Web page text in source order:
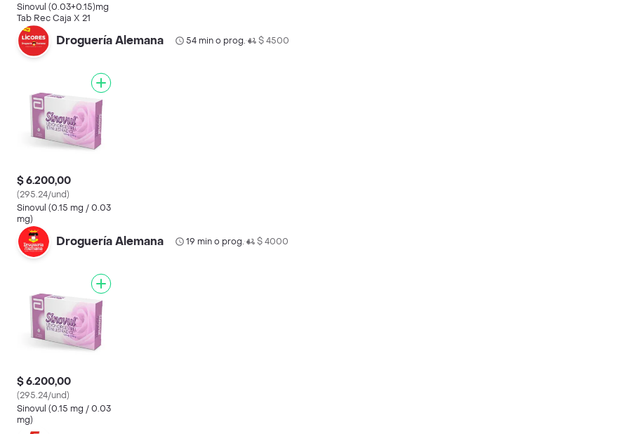
Sinovul (0.03+0.15)mg
Tab Rec Caja X 21
Droguería Alemana 54 min o prog.• $ 4500
$ 6.200,00
(295.24/und)
Sinovul (0.15 mg / 0.03
mg)
Droguería Alemana 19 min o prog.• $ 4000
$ 6.200,00
(295.24/und)
Sinovul (0.15 mg / 0.03
mg)